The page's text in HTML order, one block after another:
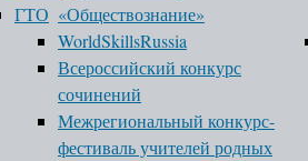
«Обществознание»
WorldSkillsRussia
Всероссийский конкурс
сочинений
Межрегиональный конкурс-
фестиваль учителей родных
ГТО